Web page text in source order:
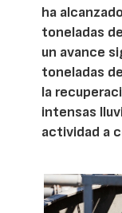
ha
toneladas
un avance
toneladas
la
intensas
actividad a